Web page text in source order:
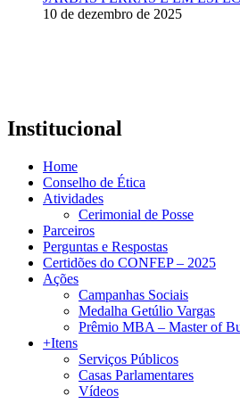
10 de dezembro de 2025
Institucional
Home
Conselho de Ética
Atividades
Cerimonial de Posse
Parceiros
Perguntas e Respostas
Certidões do CONFEP – 2025
Ações
Campanhas Sociais
Medalha Getúlio Vargas
Prêmio MBA – Master of
+Itens
Serviços Públicos
Casas Parlamentares
Vídeos